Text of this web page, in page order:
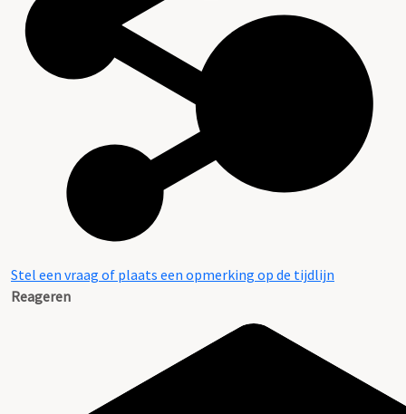
Stel een vraag of plaats een opmerking op de tijdlijn
Reageren